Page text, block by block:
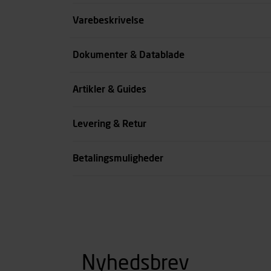
Størrelse
Varebeskrivelse
Dokumenter & Datablade
Artikler & Guides
Levering & Retur
Betalingsmuligheder
Nyhedsbrev